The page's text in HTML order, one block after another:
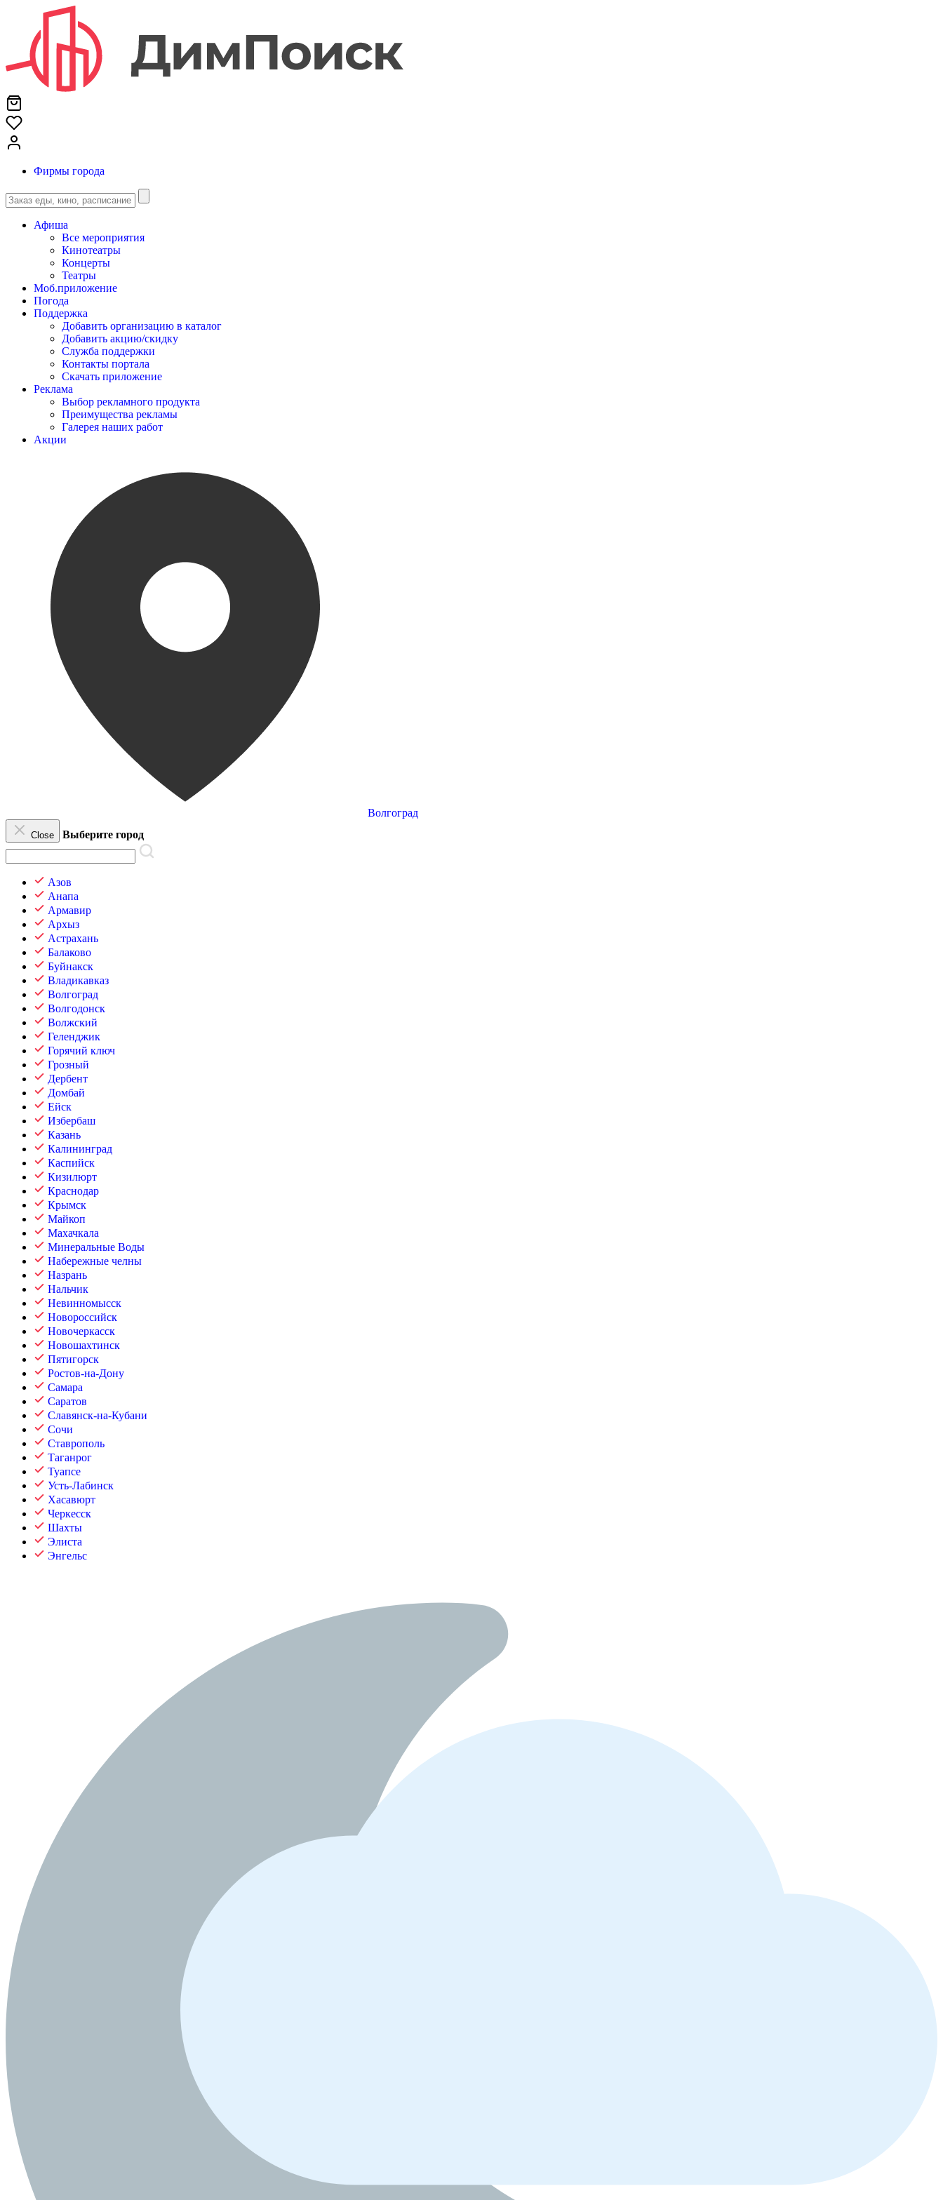
Фирмы города
Афиша
Все мероприятия
Кинотеатры
Концерты
Театры
Моб.приложение
Погода
Поддержка
Добавить организацию в каталог
Добавить акцию/скидку
Служба поддержки
Контакты портала
Скачать приложение
Реклама
Выбор рекламного продукта
Преимущества рекламы
Галерея наших работ
Акции
Волгоград
Close Выберите город
Азов
Анапа
Армавир
Архыз
Астрахань
Балаково
Буйнакск
Владикавказ
Волгоград
Волгодонск
Волжский
Геленджик
Горячий ключ
Грозный
Дербент
Домбай
Ейск
Избербаш
Казань
Калининград
Каспийск
Кизилюрт
Краснодар
Крымск
Майкоп
Махачкала
Минеральные Воды
Набережные челны
Назрань
Нальчик
Невинномысск
Новороссийск
Новочеркасск
Новошахтинск
Пятигорск
Ростов-на-Дону
Самара
Саратов
Славянск-на-Кубани
Сочи
Ставрополь
Таганрог
Туапсе
Усть-Лабинск
Хасавюрт
Черкесск
Шахты
Элиста
Энгельс